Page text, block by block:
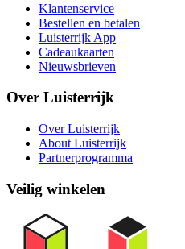
Klantenservice
Bestellen en betalen
Luisterrijk App
Cadeaukaarten
Nieuwsbrieven
Over Luisterrijk
Over Luisterrijk
About Luisterrijk
Partnerprogramma
Veilig winkelen